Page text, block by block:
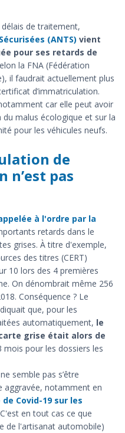
de traitement,
(ANTS) vient
pour ses retards de
la FNA (Fédération
il faudrait actuellement plus
d’immatriculation.
car elle peut avoir
du malus écologique et sur la
pour les véhicules neufs.
de
n’est pas
à l'ordre par la
retards dans le
grises. À titre d'exemple,
des titres (CERT)
10 lors des 4 premières
On dénombrait même 256
Conséquence ? Le
que, pour les
automatiquement, le
grise était alors de
mois pour les dossiers les
semble pas s’être
aggravée, notamment en
Covid-19 sur les
en tout cas ce que
de l'artisanat automobile)